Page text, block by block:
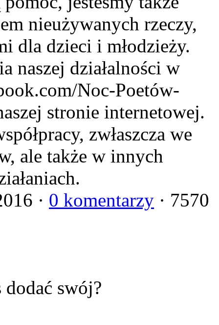
nieużywanych rzeczy,
dla dzieci i młodzieży.
naszej działalności w
Noc-Poetów-
stronie internetowej.
zwłaszcza we
ale także w innych
· 0 komentarzy · 7570
swój?